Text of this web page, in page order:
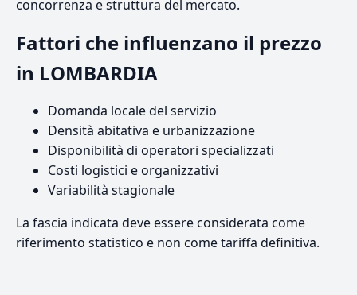
concorrenza e struttura del mercato.
Fattori che influenzano il prezzo
in LOMBARDIA
Domanda locale del servizio
Densità abitativa e urbanizzazione
Disponibilità di operatori specializzati
Costi logistici e organizzativi
Variabilità stagionale
La fascia indicata deve essere considerata come
riferimento statistico e non come tariffa definitiva.